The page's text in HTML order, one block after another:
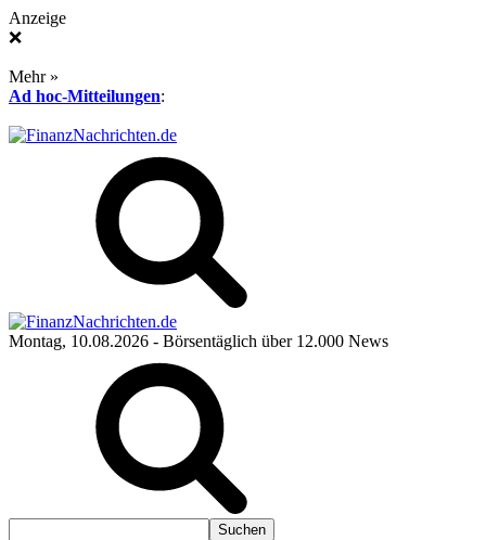
Anzeige
❌
Mehr »
Ad hoc-Mitteilungen:
Montag, 10.08.2026 - Börsentäglich über 12.000 News